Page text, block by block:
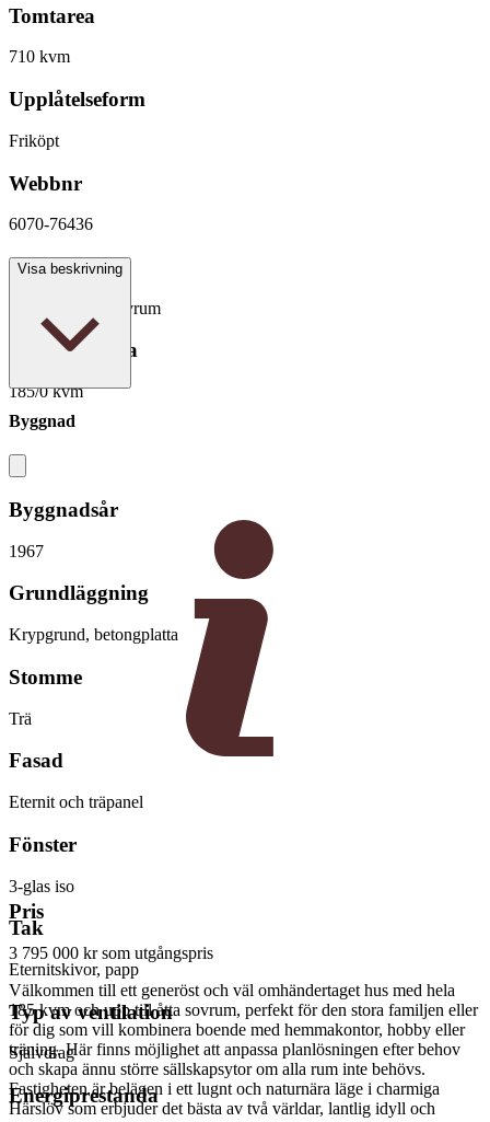
Tomtarea
710 kvm
Upplåtelseform
Friköpt
Webbnr
6070-76436
Antal rum
8 rum varav 7 sovrum
Boarea/Biarea
185/0 kvm
Pris
3 795 000 kr som utgångspris
Välkommen till ett generöst och väl omhändertaget hus med hela
185 kvm och upp till åtta sovrum, perfekt för den stora familjen eller
för dig som vill kombinera boende med hemmakontor, hobby eller
träning. Här finns möjlighet att anpassa planlösningen efter behov
och skapa ännu större sällskapsytor om alla rum inte behövs.
Fastigheten är belägen i ett lugnt och naturnära läge i charmiga
Härslöv som erbjuder det bästa av två världar, lantlig idyll och
Visa beskrivning
Byggnad
Byggnadsår
1967
Grundläggning
Krypgrund, betongplatta
Stomme
Trä
Fasad
Eternit och träpanel
Fönster
3-glas iso
Tak
Eternitskivor, papp
Typ av ventilation
Självdrag
Energiprestanda